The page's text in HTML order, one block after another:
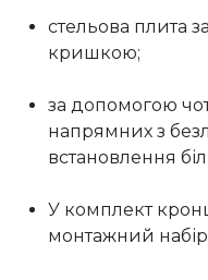
стельова плита
кришкою;
за допомогою
напрямних з
встановлення
У комплект
монтажний набір